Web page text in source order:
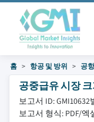
홈 항공 및 방위 공
공중급유 시장
보고서 ID: GMI10632
보고서 형식: PDF/